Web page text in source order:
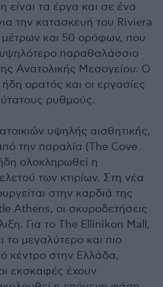
είναι τα έργα και σε ένα
την κατασκευή του Riviera
και 50 ορόφων, που
παραθαλάσσιο
Ανατολικής Μεσογείου. Ο
ορατός και οι εργασίες
ρυθμούς.
υψηλής αισθητικής,
την παραλία (The Cove
ολοκληρωθεί η
των κτιρίων. Στη νέα
στην καρδιά της
Athens, οι σκυροδετήσεις
Για το The Ellinikon Mall,
το μεγαλύτερο και πιο
κέντρο στην Ελλάδα,
εκσκαφές έχουν